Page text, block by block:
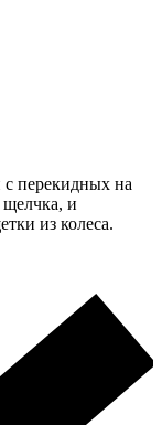
перекидных на
и
из колеса.